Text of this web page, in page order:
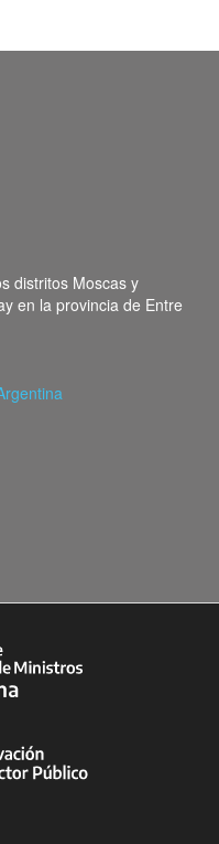
distritos Moscas y
en la provincia de Entre